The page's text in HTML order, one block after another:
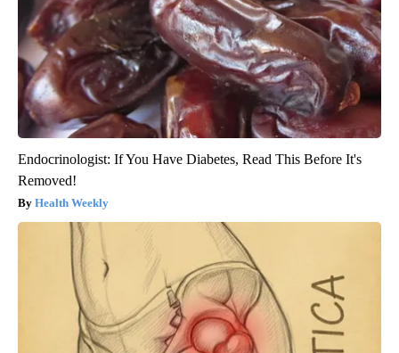
Endocrinologist: If You Have Diabetes, Read This Before It's
Removed!
Health Weekly